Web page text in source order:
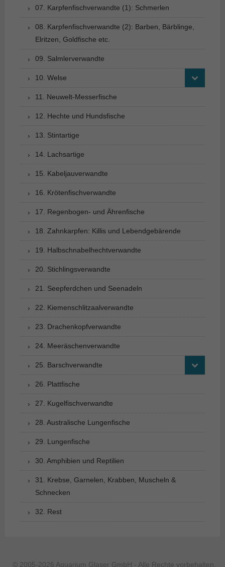
07. Karpfenfischverwandte (1): Schmerlen
08. Karpfenfischverwandte (2): Barben, Bärblinge,
Elritzen, Goldfische etc.
09. Salmlerverwandte
10. Welse
11. Neuwelt-Messerfische
12. Hechte und Hundsfische
13. Stintartige
14. Lachsartige
15. Kabeljauverwandte
16. Krötenfischverwandte
17. Regenbogen- und Ährenfische
18. Zahnkarpfen: Killis und Lebendgebärende
19. Halbschnabelhechtverwandte
20. Stichlingsverwandte
21. Seepferdchen und Seenadeln
22. Kiemenschlitzaalverwandte
23. Drachenkopfverwandte
24. Meeräschenverwandte
25. Barschverwandte
26. Plattfische
27. Kugelfischverwandte
28. Australische Lungenfische
29. Lungenfische
30. Amphibien und Reptilien
31. Krebse, Garnelen, Krabben, Muscheln &
Schnecken
32. Rest
© 2005-2026 Aquarium Glaser GmbH - Alle Rechte vorbehalten.